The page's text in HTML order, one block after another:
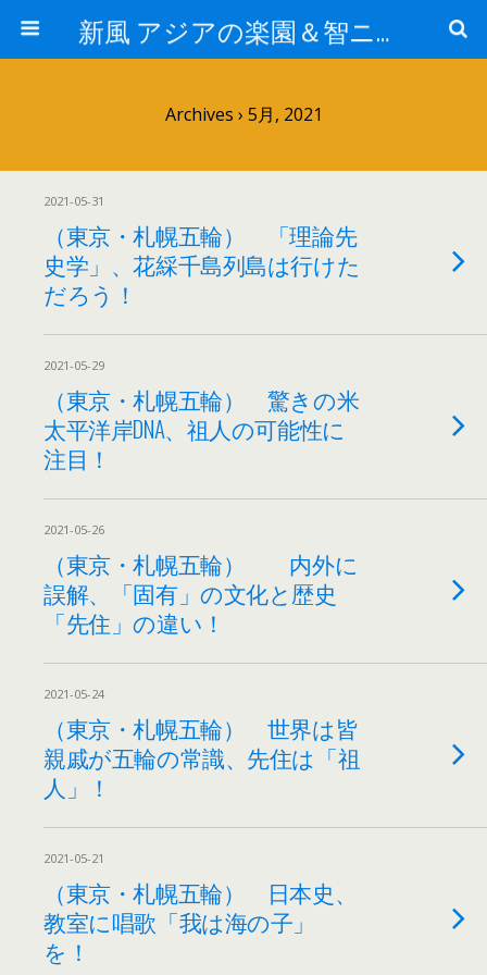
新風 アジアの楽園＆智ニア来富
Archives › 5月, 2021
2021-05-31
（東京・札幌五輪） 「理論先
史学」、花綵千島列島は行けた
だろう！
2021-05-29
（東京・札幌五輪） 驚きの米
太平洋岸DNA、祖人の可能性に
注目！
2021-05-26
（東京・札幌五輪） 内外に
誤解、「固有」の文化と歴史
「先住」の違い！
2021-05-24
（東京・札幌五輪） 世界は皆
親戚が五輪の常識、先住は「祖
人」！
2021-05-21
（東京・札幌五輪） 日本史、
教室に唱歌「我は海の子」
を！